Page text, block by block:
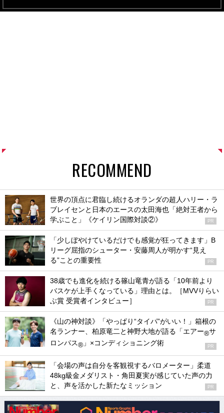
RECOMMEND
世界の頂点に君臨し続けるオランダの超人ハリー・ラ
ブレイセンと日本のエースの太田海也「絶対王者から
学ぶこと」《ケイリン国際対談②》
PR
「少しぼやけているだけでも感覚が狂ってきます」B
リーグ屈指のシューター・安藤周人が明かす“見え
る”ことの重要性
PR
38歳でも進化を続ける篠山竜青が語る「10年前より
バスケが上手くなっている」理由とは。［MVVりらい
ぶ賞 受賞者インタビュー］
PR
《山の神対談》「やっぱり“タイパ”がいい！」箱根の
名ランナー、柏原竜二と神野大地が語る「エアー®サ
ロンパス® 」×コンディショニング術 PR
「会場の声は自分を客観視するバロメーター」柔道
48kg級金メダリスト・角田夏実が感じていた声の力
と、声を活かした新たなミッション
PR